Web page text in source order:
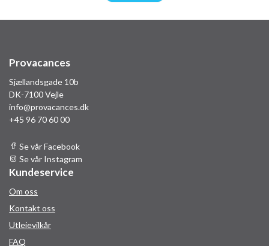
Provacances
Sjællandsgade 10b
DK-7100 Vejle
info@provacances.dk
+45 96 70 60 00
Se vår Facebook
Se vår Instagram
Kundeservice
Om oss
Kontakt oss
Utleievilkår
FAQ